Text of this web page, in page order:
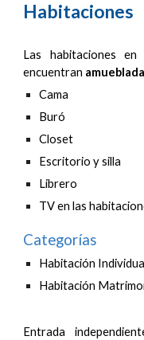
Habitaciones
Las habitaciones
encuentran
Cama
Buró
Closet
Escritorio y silla
Librero
TV en las
Categorías
Habitación
Habitación
Entrada